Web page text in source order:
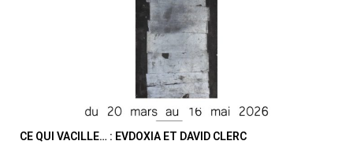
CE QUI VACILLE… : EVDOXIA ET DAVID CLERC